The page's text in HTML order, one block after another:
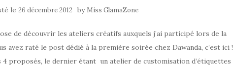
le 26 décembre 2012 by Miss GlamaZone
de découvrir les ateliers créatifs auxquels j’ai participé lors de la
avez raté le post dédié à la première soirée chez Dawanda, c’est ici !
4 proposés, le dernier étant un atelier de customisation d’étiquettes